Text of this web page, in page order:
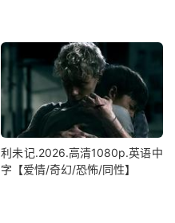
利未记.2026.高清1080p.英语中
字【爱情/奇幻/恐怖/同性】